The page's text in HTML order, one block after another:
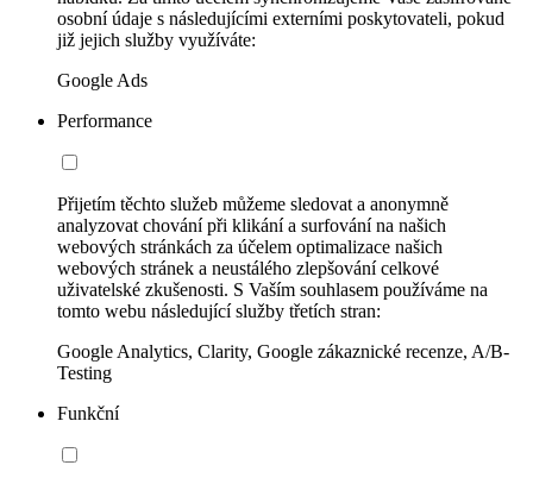
osobní údaje s následujícími externími poskytovateli, pokud
již jejich služby využíváte:
Google Ads
Performance
Přijetím těchto služeb můžeme sledovat a anonymně
analyzovat chování při klikání a surfování na našich
webových stránkách za účelem optimalizace našich
webových stránek a neustálého zlepšování celkové
uživatelské zkušenosti. S Vaším souhlasem používáme na
tomto webu následující služby třetích stran:
Google Analytics, Clarity, Google zákaznické recenze, A/B-
Testing
Funkční